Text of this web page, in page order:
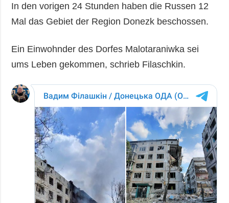
ZUSÄTZLICH
Veröffentlichungen
Fotos
LEISTUNGEN
Abonnement
In den vorigen 24 Stunden haben die Russen 12
Mal das Gebiet der Region Donezk beschossen.
Ein Einwohnder des Dorfes Malotaraniwka sei
ums Leben gekommen, schrieb Filaschkin.